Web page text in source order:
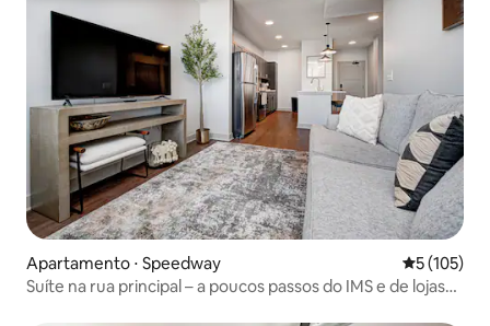
Apartamento ⋅ Speedway 5 de uma
5 (105)
Suíte na rua principal – a poucos passos do IMS e de lojas